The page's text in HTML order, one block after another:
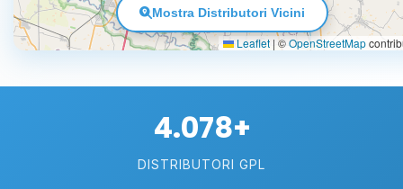
Leaflet | ©OpenStreetMap
Mostra Distributori Vicini
4.078+
DISTRIBUTORI GPL